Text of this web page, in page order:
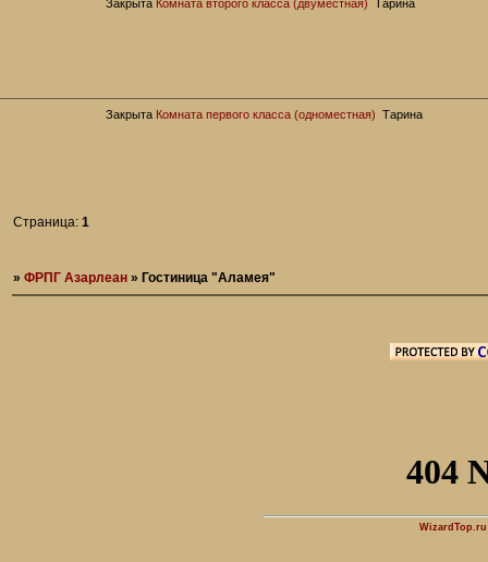
Закрыта Комната второго класса (двуместная) Тарина
Закрыта Комната первого класса (одноместная) Тарина
Страница:1
»ФРПГ Азарлеан » Гостиница "Аламея"